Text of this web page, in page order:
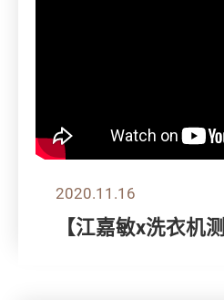
2020.11.16
【江嘉敏x洗衣机